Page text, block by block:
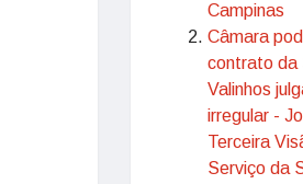
Campinas
Câmara
contrato da
Valinhos
irregular -
Terceira
Serviço da